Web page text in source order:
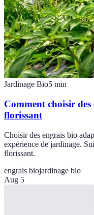
Jardinage Bio5 min
Comment choisir
florissant
Choisir des engrais bio
expérience de jardinage.
florissant.
engrais biojardinage bio
Aug 5